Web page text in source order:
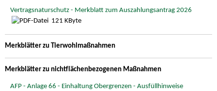
Vertragsnaturschutz - Merkblatt zum Auszahlungsantrag 2026
121 KByte
Merkblätter zu Tierwohlmaßnahmen
Merkblätter zu nichtflächenbezogenen Maßnahmen
AFP - Anlage 66 - Einhaltung Obergrenzen - Ausfüllhinweise